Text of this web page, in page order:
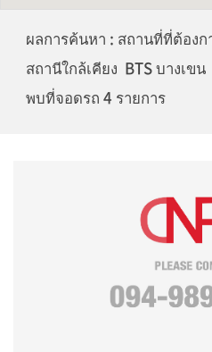
ผลการค้นหา : สถานที่ที่ต้อง
สถานีใกล้เคียง BTS บางเขน
พบที่จอดรถ 4 รายการ